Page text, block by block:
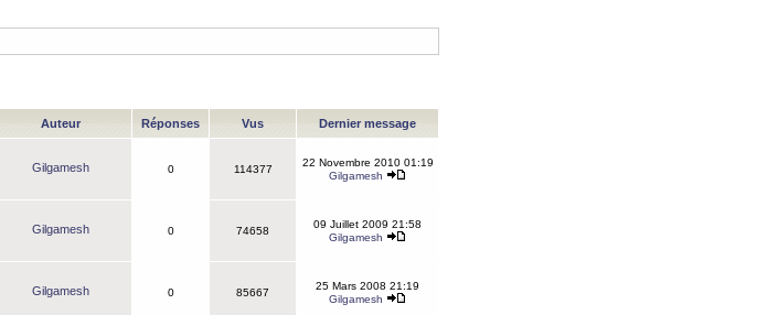
Auteur Réponses Vus Dernier message
Gilgamesh 0 114377
22 Novembre 2010 01:19
Gilgamesh
Gilgamesh 0 74658
09 Juillet 2009 21:58
Gilgamesh
Gilgamesh 0 85667
25 Mars 2008 21:19
Gilgamesh